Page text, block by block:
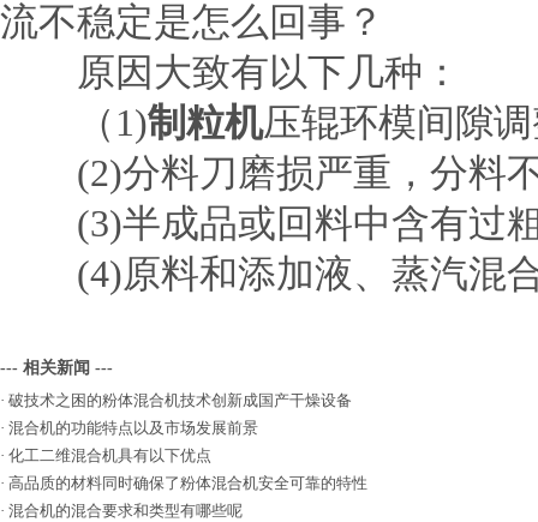
流不稳定是怎么回事？
原因大致有以下几种：
（1)制粒机压辊环模间隙
(2)分料刀磨损严重，分料
(3)半成品或回料中含有过粗
(4)原料和添加液、蒸汽混
--- 相关新闻 ---
· 破技术之困的粉体混合机技术创新成国产干燥设备
· 混合机的功能特点以及市场发展前景
· 化工二维混合机具有以下优点
· 高品质的材料同时确保了粉体混合机安全可靠的特性
· 混合机的混合要求和类型有哪些呢